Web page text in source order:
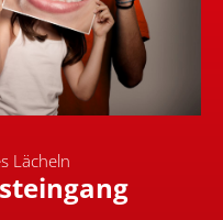
Lächeln